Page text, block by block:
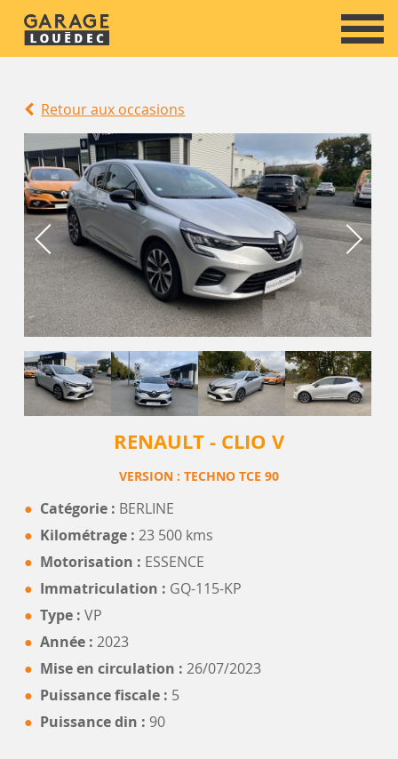
Retour aux occasions
RENAULT - CLIO V
VERSION : TECHNO TCE 90
Catégorie : BERLINE
Kilométrage :23 500 kms
Motorisation : ESSENCE
Immatriculation : GQ-115-KP
Type :VP
Année :2023
Mise en circulation :26/07/2023
Puissance fiscale : 5
Puissance din : 90